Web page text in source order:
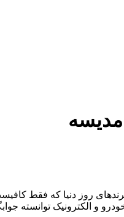
روز دنیا که فقط
و الکترونیک توانسته